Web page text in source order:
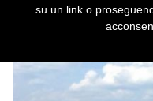
su un link o